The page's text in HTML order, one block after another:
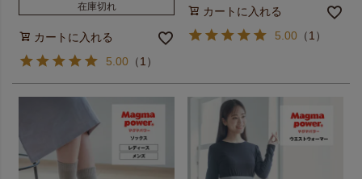
在庫切れ
カートに入れる
5.00 （1）
カートに入れる
5.00 （1）